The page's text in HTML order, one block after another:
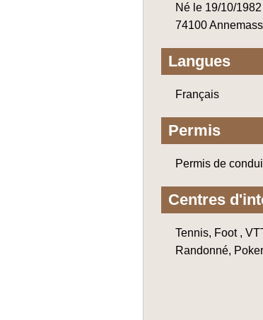
Né le 19/10/1982
74100
Langues
Français
Permis
Permis de
Centres
Tennis, Foot ,
Randonné,